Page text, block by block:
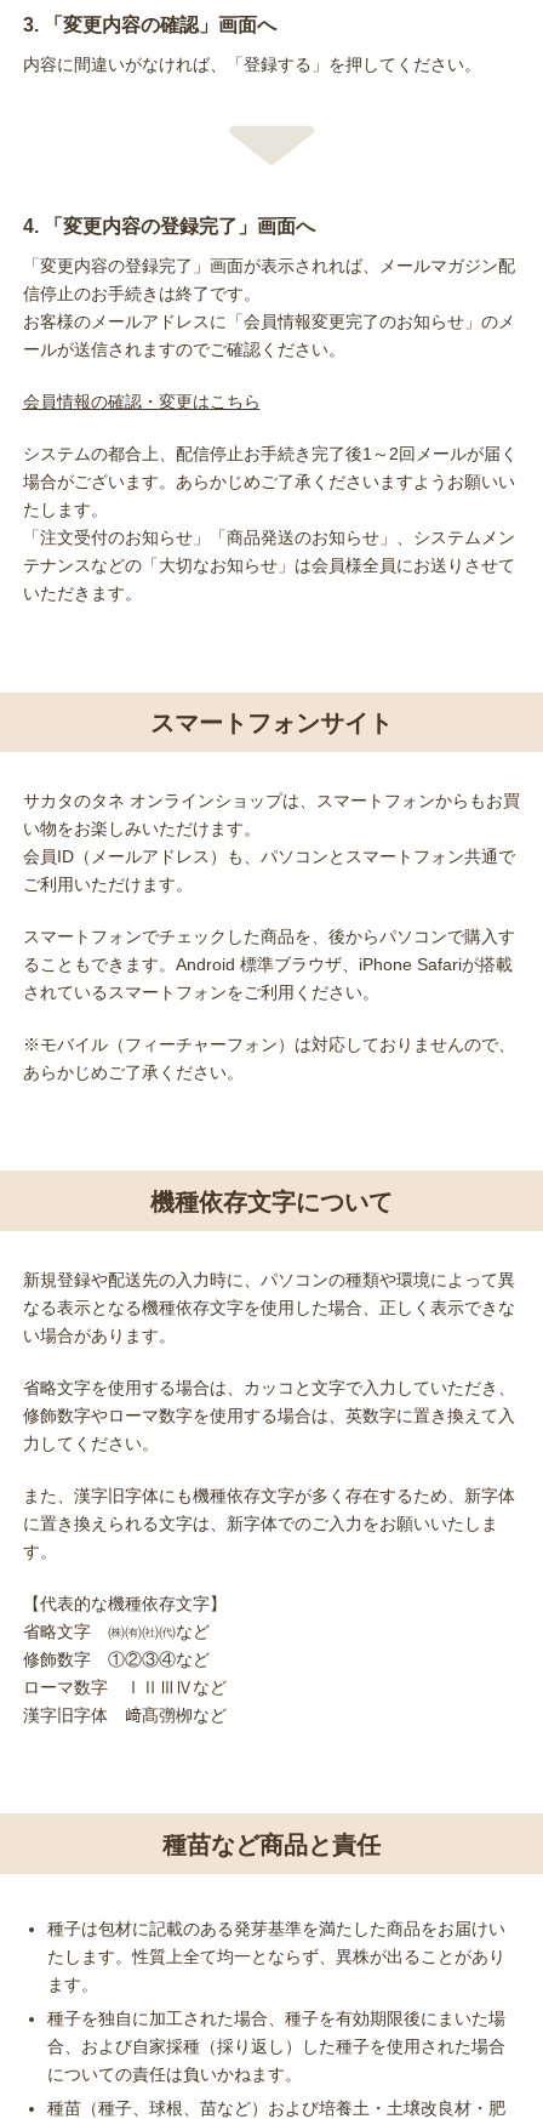
3. 「変更内容の確認」画面へ
内容に間違いがなければ、「登録する」を押してください。
4. 「変更内容の登録完了」画面へ
「変更内容の登録完了」画面が表示されれば、メールマガジン配
信停止のお手続きは終了です。
お客様のメールアドレスに「会員情報変更完了のお知らせ」のメ
ールが送信されますのでご確認ください。
会員情報の確認・変更はこちら
システムの都合上、配信停止お手続き完了後1～2回メールが届く
場合がございます。あらかじめご了承くださいますようお願いい
たします。
「注文受付のお知らせ」「商品発送のお知らせ」、システムメン
テナンスなどの「大切なお知らせ」は会員様全員にお送りさせて
いただきます。
スマートフォンサイト
サカタのタネ オンラインショップは、スマートフォンからもお買
い物をお楽しみいただけます。
会員ID（メールアドレス）も、パソコンとスマートフォン共通で
ご利用いただけます。
スマートフォンでチェックした商品を、後からパソコンで購入す
ることもできます。Android 標準ブラウザ、iPhone Safariが搭載
されているスマートフォンをご利用ください。
※モバイル（フィーチャーフォン）は対応しておりませんので、
あらかじめご了承ください。
機種依存文字について
新規登録や配送先の入力時に、パソコンの種類や環境によって異
なる表示となる機種依存文字を使用した場合、正しく表示できな
い場合があります。
省略文字を使用する場合は、カッコと文字で入力していただき、
修飾数字やローマ数字を使用する場合は、英数字に置き換えて入
力してください。
また、漢字旧字体にも機種依存文字が多く存在するため、新字体
に置き換えられる文字は、新字体でのご入力をお願いいたしま
す。
【代表的な機種依存文字】
省略文字 ㈱㈲㈳㈹など
修飾数字 ①②③④など
ローマ数字 ⅠⅡⅢⅣなど
漢字旧字体 﨑髙彅栁など
種苗など商品と責任
種子は包材に記載のある発芽基準を満たした商品をお届けい
たします。性質上全て均一とならず、異株が出ることがあり
ます。
種子を独自に加工された場合、種子を有効期限後にまいた場
合、および自家採種（採り返し）した種子を使用された場合
についての責任は負いかねます。
種苗（種子、球根、苗など）および培養土・土壌改良材・肥